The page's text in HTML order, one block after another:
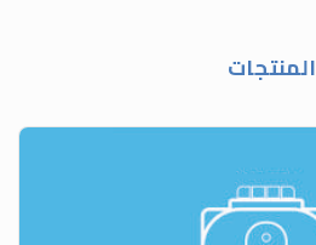
المنتجات